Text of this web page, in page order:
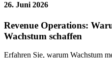
26. Juni 2026
Revenue Operations:
Wachstum schaffen
Erfahren Sie, warum Wachstum